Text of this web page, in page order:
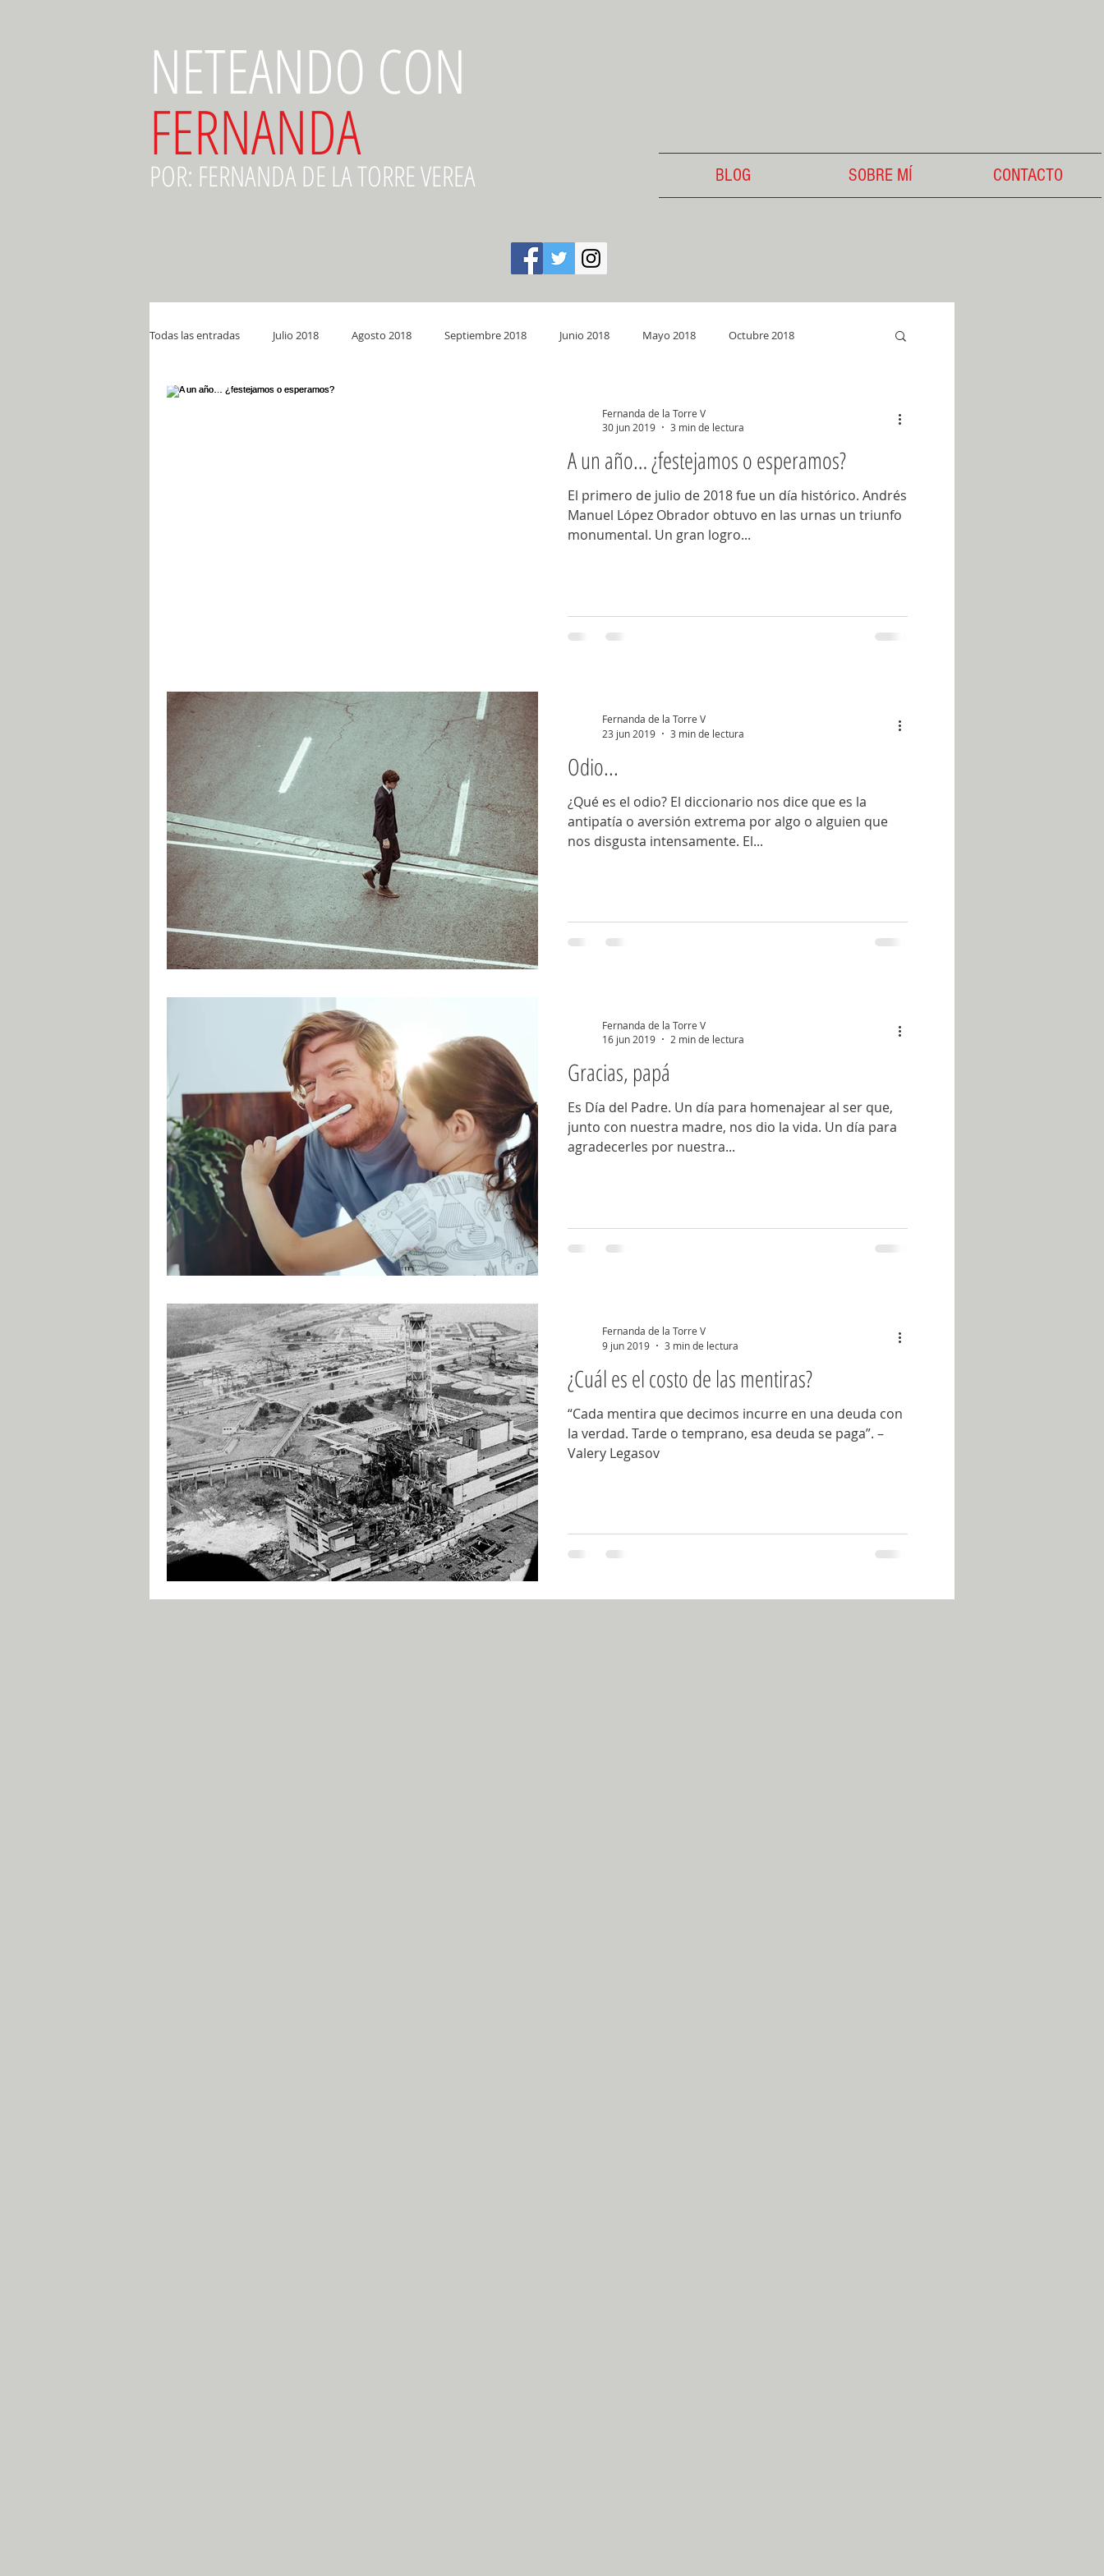
NETEANDO CON
FERNANDA
POR: FERNANDA DE LA TORRE VEREA BLOG SOBRE MÍ CONTACTO
Todas las entradas Julio 2018 Agosto 2018 Septiembre 2018 Junio 2018 Mayo 2018 Octubre 2018
Agosto, 2019 Septiembre, 2019 Octubre 2019
2023 2024 2025 2026
A un año… ¿festejamos o esperamos?
El primero de julio de 2018 fue un día histórico. Andrés
Manuel López Obrador obtuvo en las urnas un triunfo
monumental. Un gran logro...
Fernanda de la Torre V
30 jun 2019
3 min de lectura
Odio...
¿Qué es el odio? El diccionario nos dice que es la
antipatía o aversión extrema por algo o alguien que
nos disgusta intensamente. El...
Fernanda de la Torre V
23 jun 2019
3 min de lectura
Gracias, papá
Es Día del Padre. Un día para homenajear al ser que,
junto con nuestra madre, nos dio la vida. Un día para
agradecerles por nuestra...
Fernanda de la Torre V
16 jun 2019
2 min de lectura
¿Cuál es el costo de las mentiras?
“Cada mentira que decimos incurre en una deuda con
la verdad. Tarde o temprano, esa deuda se paga”. –
Valery Legasov
Fernanda de la Torre V
9 jun 2019
3 min de lectura